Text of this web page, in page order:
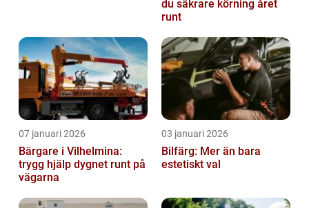
du säkrare körning året
runt
07 januari 2026
Bärgare i Vilhelmina:
trygg hjälp dygnet runt på
vägarna
03 januari 2026
Bilfärg: Mer än bara
estetiskt val